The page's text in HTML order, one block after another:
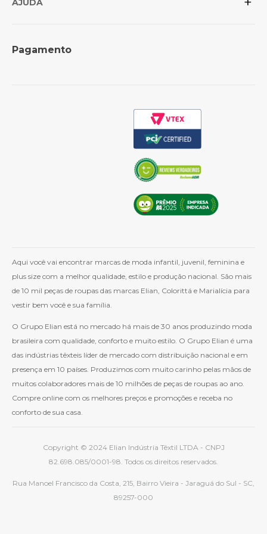
Política de Frete
AJUDA
Como Comprar
Pagamento
Aqui você vai encontrar marcas de moda infantil, juvenil, feminina e
plus size com a melhor qualidade, estilo e produção nacional. São mais
de 10 mil peças de roupas das marcas Elian, Colorittá e Marialícia para
vestir bem você e sua família.
O Grupo Elian está no mercado há mais de 30 anos produzindo moda
brasileira com qualidade, conforto e muito estilo. O Grupo Elian é uma
das indústrias têxteis líder de mercado com distribuição nacional e em
presença em 10 países. Produzimos com muito carinho pelas mãos de
muitos colaboradores mais de 10 milhões de peças de roupas ao ano.
Compre online com os melhores preços e promoções e receba no
conforto de sua casa.
Copyright © 2024 Elian Indústria Têxtil LTDA - CNPJ
82.698.085/0001-98. Todos os direitos reservados.
Rua Manoel Francisco da Costa, 215, Bairro Vieira - Jaraguá do Sul - SC,
89257-000